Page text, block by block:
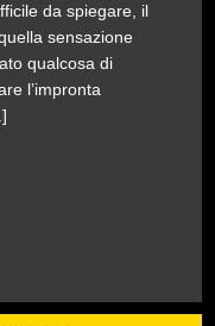
da spiegare, il
sensazione
qualcosa di
l’impronta